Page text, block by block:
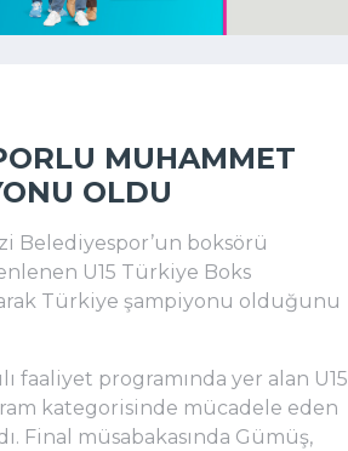
MUHAMMET
OLDU
Belediyespor’un boksörü
U15 Türkiye Boks
Türkiye şampiyonu olduğunu
faaliyet programında yer alan U15
kategorisinde mücadele eden
Final müsabakasında Gümüş,